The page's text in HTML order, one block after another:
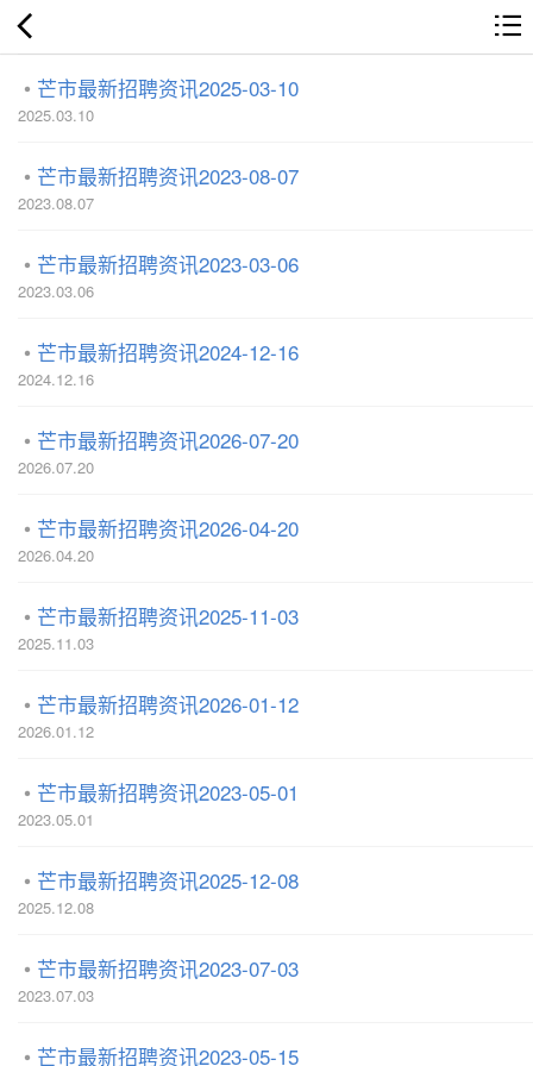
芒市最新招聘资讯2025-03-10
2025.03.10
芒市最新招聘资讯2023-08-07
2023.08.07
芒市最新招聘资讯2023-03-06
2023.03.06
芒市最新招聘资讯2024-12-16
2024.12.16
芒市最新招聘资讯2026-07-20
2026.07.20
芒市最新招聘资讯2026-04-20
2026.04.20
芒市最新招聘资讯2025-11-03
2025.11.03
芒市最新招聘资讯2026-01-12
2026.01.12
芒市最新招聘资讯2023-05-01
2023.05.01
芒市最新招聘资讯2025-12-08
2025.12.08
芒市最新招聘资讯2023-07-03
2023.07.03
芒市最新招聘资讯2023-05-15